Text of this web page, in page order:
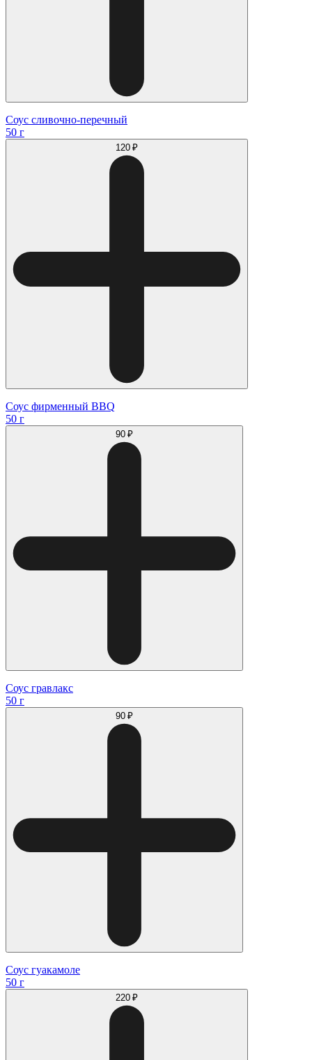
Соус сливочно-перечный
50 г
120 ₽
Соус фирменный BBQ
50 г
90 ₽
Соус гравлакс
50 г
90 ₽
Соус гуакамоле
50 г
220 ₽